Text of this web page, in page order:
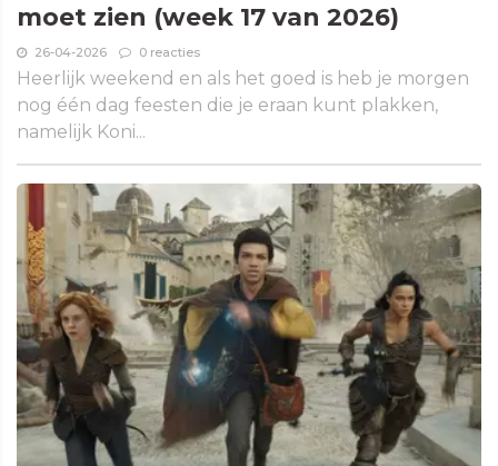
moet zien (week 17 van 2026)
26-04-2026 0 reacties
Heerlijk weekend en als het goed is heb je morgen
nog één dag feesten die je eraan kunt plakken,
namelijk Koni...